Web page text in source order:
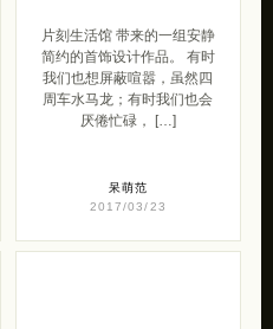
片刻生活馆 带来的一组安静
简约的首饰设计作品。 有时
我们也想屏蔽喧嚣，虽然四
周车水马龙；有时我们也会
厌倦忙碌， […]
呆萌范
2017/03/23